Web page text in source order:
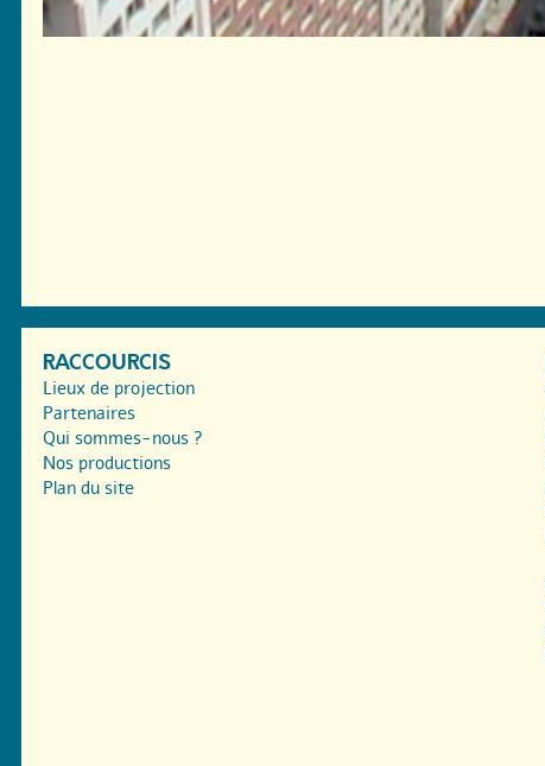
RACCOURCIS
Lieux de projection
Partenaires
Qui sommes-nous ?
Nos productions
Plan du site